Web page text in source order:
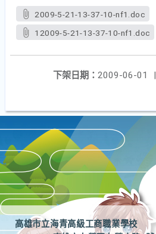
2009-5-21-13-37-10-nf1.doc
12009-5-21-13-37-10-nf1.doc
下架日期： 2009-06-01
|
高雄市立海青高級工商職業學校